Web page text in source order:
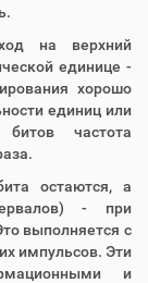
на верхний
единице -
хорошо
единиц или
частота
остаются, а
- при
выполняется с
импульсов. Эти
и